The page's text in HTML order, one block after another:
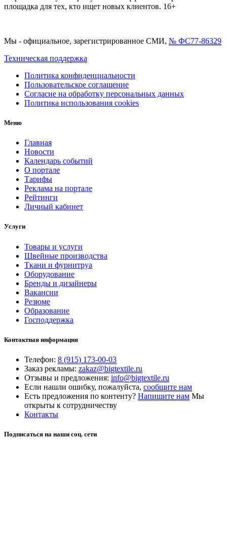
площадка для тех, кто ищет новых клиентов. 16+
Мы - официальное, зарегистрированное СМИ, № ФС77-86329
Техническая поддержка
Политика конфиденциальности
Пользовательское соглашение
Согласие на обработку персональных данных
Политика использования cookies
Меню
Главная
Новости
Календарь событий
О портале
Тарифы
Реклама на портале
Рейтинги
Личный кабинет
Услуги
Товары и услуги
Швейные производства
Ткани и фурнитруа
Оборудование
Бренды и дизайнеры
Вакансии
Резюме
Образование
Господдержка
Контактная информация
Телефон: 8 (915) 173-00-03
Заказ рекламы: zakaz@bigtextile.ru
Отзывы и предложения: info@bigtextile.ru
Если нашли ошибку, пожалуйста, сообщите нам
Есть предложения по контенту? Напишите нам Мы
открыты к сотрудничеству
Контакты
Подписаться на наши соц. сети